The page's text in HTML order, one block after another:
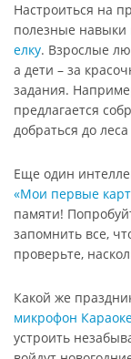
Настроиться на
полезные навыки
елку. Взрослые
а дети – за
задания.
предлагается
добраться до
Еще один
«Мои первые
памяти!
запомнить все,
проверьте,
Какой же
микрофон
устроить